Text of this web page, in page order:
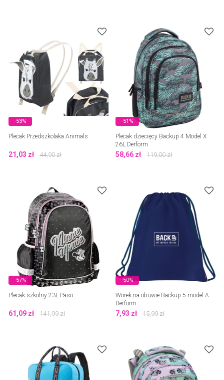
-53%
Plecak Przedszkolaka Animals
21,03 zł 44,90zł
-51%
Plecak dziecięcy Backup 4 Model X
26L Derform
58,66 zł 119,00zł
-57%
Plecak szkolny 23L Paso
61,09 zł 141,99zł
-50%
Worek na obuwie Backup 5 model A
Derform
7,93 zł 15,99zł